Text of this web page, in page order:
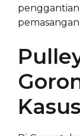
Kasus